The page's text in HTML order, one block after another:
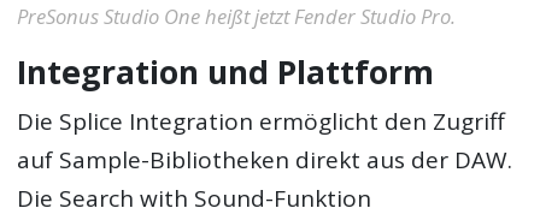
PreSonus Studio One heißt jetzt Fender Studio Pro.
Integration und Plattform
Die Splice Integration ermöglicht den Zugriff
auf Sample-Bibliotheken direkt aus der DAW.
Die Search with Sound-Funktion